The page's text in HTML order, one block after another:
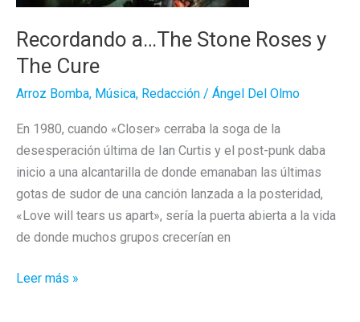
Recordando a…The Stone Roses y
The Cure
Arroz Bomba, Música, Redacción / Ángel Del Olmo
En 1980, cuando «Closer» cerraba la soga de la
desesperación última de Ian Curtis y el post-punk daba
inicio a una alcantarilla de donde emanaban las últimas
gotas de sudor de una canción lanzada a la posteridad,
«Love will tears us apart», sería la puerta abierta a la vida
de donde muchos grupos crecerían en
Recordando
Leer más »